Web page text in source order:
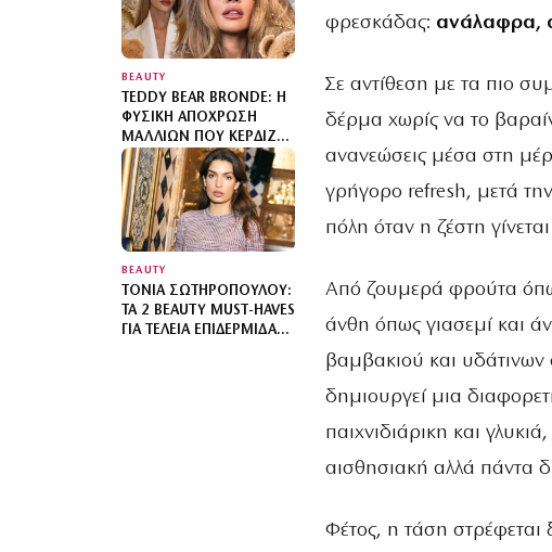
BEAUTY
TEDDY BEAR BRONDE: Η
ΦΥΣΙΚΉ ΑΠΌΧΡΩΣΗ
ΜΑΛΛΙΏΝ ΠΟΥ ΚΕΡΔΊΖΕΙ
ΔΗΜΟΤΙΚΌΤΗΤΑ
BEAUTY
ΤΌΝΙΑ ΣΩΤΗΡΟΠΟΎΛΟΥ:
ΤΑ 2 BEAUTY MUST-HAVES
ΓΙΑ ΤΈΛΕΙΑ ΕΠΙΔΕΡΜΊΔΑ
φρεσκάδας: ανάλαφρα,
Σε αντίθεση με τα πιο
δέρμα χωρίς να το
ανανεώσεις μέσα στη
γρήγορο refresh, μετά
πόλη όταν η ζέστη
Από ζουμερά φρούτα
άνθη όπως γιασεμί και
βαμβακιού και
δημιουργεί μια
παιχνιδιάρικη και
αισθησιακή αλλά πάντα
Φέτος, η τάση